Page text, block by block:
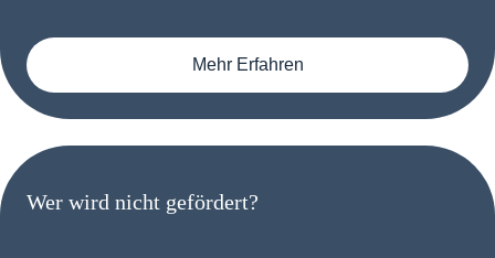
Mehr Erfahren
Wer wird nicht gefördert?